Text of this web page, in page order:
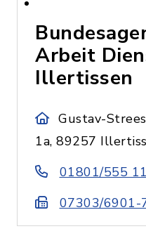
Arbeit
Illertissen
Gustav-
1a, 89257
01801/555
07303/6901-